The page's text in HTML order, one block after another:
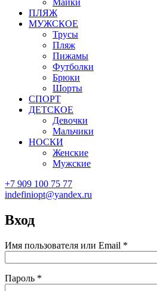
Майки
ПЛЯЖ
МУЖСКОЕ
Трусы
Пляж
Пижамы
Футболки
Брюки
Шорты
СПОРТ
ДЕТСКОЕ
Девочки
Мальчики
НОСКИ
Женские
Мужские
+7 909 100 75 77
indefiniopt@yandex.ru
Вход
Имя пользователя или Email *
Пароль *